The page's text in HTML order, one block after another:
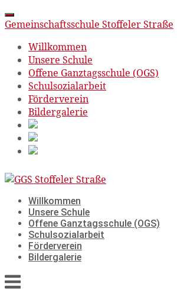
Gemeinschaftsschule Stoffeler Straße
Willkommen
Unsere Schule
Offene Ganztagsschule (OGS)
Schulsozialarbeit
Förderverein
Bildergalerie
Skip
to
contentWillkommen
Unsere Schule
Offene Ganztagsschule (OGS)
Schulsozialarbeit
Förderverein
Bildergalerie
Menu